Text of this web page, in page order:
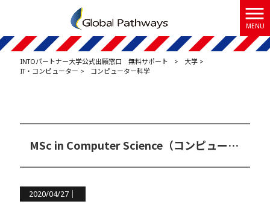
MENU
INTOパートナー大学公式出願窓口 無料サポート > 大学 >
IT・コンピューター > コンピューター科学
MSc in Computer Science（コンピュータ科学修士コース）
2020/04/27｜